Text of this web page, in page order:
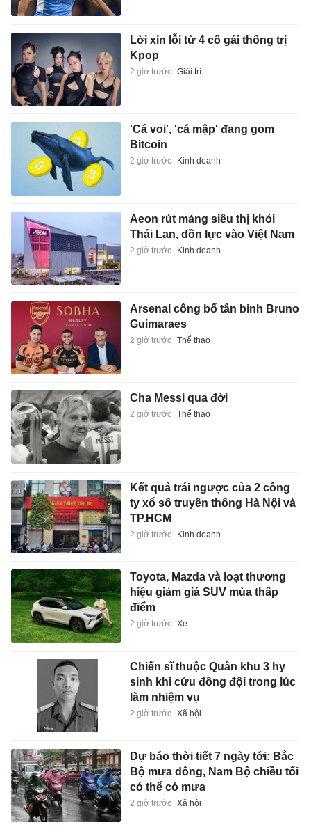
Lời xin lỗi từ 4 cô gái thống trị
Kpop
2 giờ trước Giải trí
'Cá voi', 'cá mập' đang gom
Bitcoin
2 giờ trước Kinh doanh
Aeon rút mảng siêu thị khỏi
Thái Lan, dồn lực vào Việt Nam
2 giờ trước Kinh doanh
Arsenal công bố tân binh Bruno
Guimaraes
2 giờ trước Thể thao
Cha Messi qua đời
2 giờ trước Thể thao
Kết quả trái ngược của 2 công
ty xổ số truyền thống Hà Nội và
TP.HCM
2 giờ trước Kinh doanh
Toyota, Mazda và loạt thương
hiệu giảm giá SUV mùa thấp
điểm
2 giờ trước Xe
Chiến sĩ thuộc Quân khu 3 hy
sinh khi cứu đồng đội trong lúc
làm nhiệm vụ
2 giờ trước Xã hội
Dự báo thời tiết 7 ngày tới: Bắc
Bộ mưa dông, Nam Bộ chiều tối
có thể có mưa
2 giờ trước Xã hội